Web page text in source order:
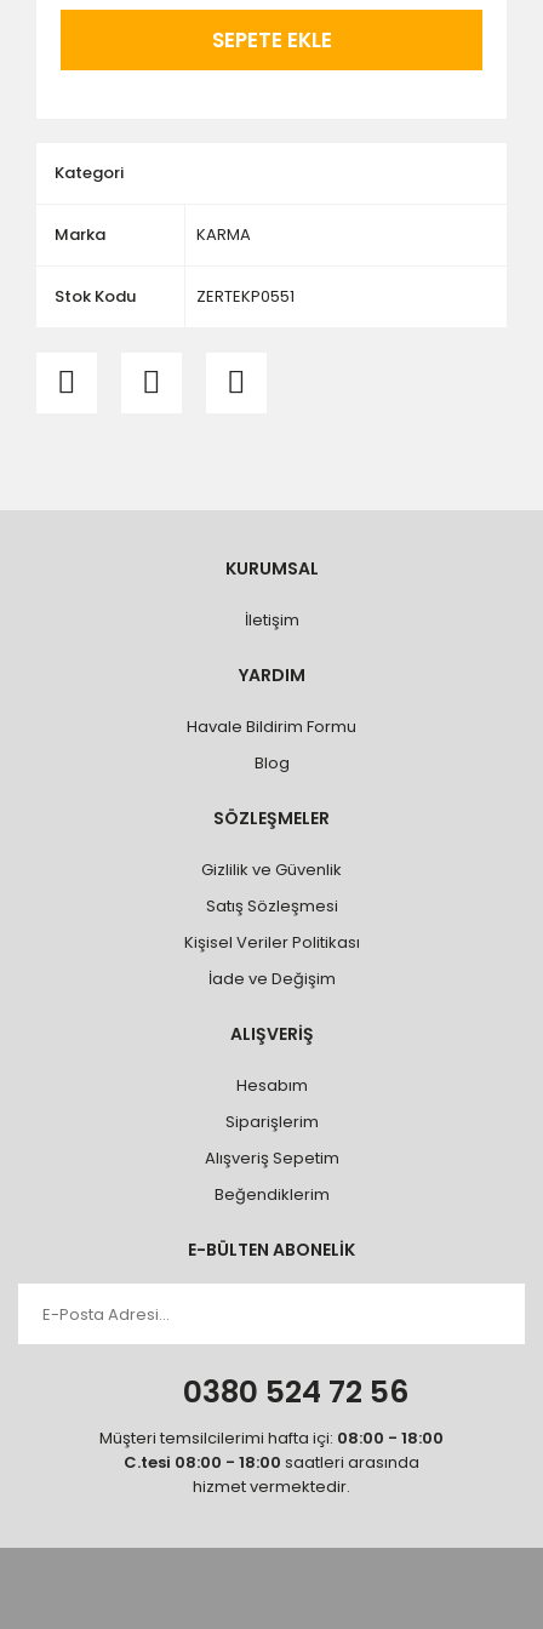
ölçü ve ebat kontrolü yaptırınız.
SEPETE EKLE
Kategori
Marka KARMA
Stok Kodu ZERTEKP0551
KURUMSAL
İletişim
YARDIM
Havale Bildirim Formu
Blog
SÖZLEŞMELER
Gizlilik ve Güvenlik
Satış Sözleşmesi
Kişisel Veriler Politikası
İade ve Değişim
ALIŞVERİŞ
Hesabım
Siparişlerim
Alışveriş Sepetim
Beğendiklerim
E-BÜLTEN ABONELİK
0380 524 72 56
Müşteri temsilcilerimi hafta içi: 08:00 - 18:00
C.tesi 08:00 - 18:00 saatleri arasında
hizmet vermektedir.